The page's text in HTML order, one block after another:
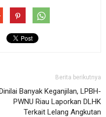
Berita berikutnya
Banyak Keganjilan, LPBH-
PWNU Riau Laporkan DLHK
Terkait Lelang Angkutan